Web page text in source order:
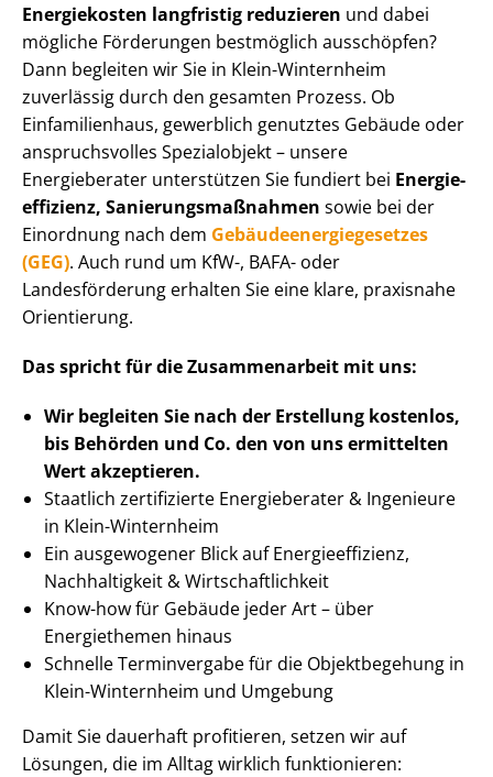
Energiekosten langfristig reduzieren und dabei
mögliche Förderungen bestmöglich ausschöpfen?
Dann begleiten wir Sie in Klein-Winternheim
zuverlässig durch den gesamten Prozess. Ob
Einfamilienhaus, gewerblich genutztes Gebäude oder
anspruchsvolles Spezialobjekt – unsere
Energieberater unterstützen Sie fundiert bei En­er­gie­
ef­fi­zi­enz, Sa­nie­rungs­maß­nah­men sowie bei der
Einordnung nach dem Ge­bäu­de­en­er­gie­ge­set­zes
(GEG). Auch rund um KfW-, BAFA- oder
Landesförderung erhalten Sie eine klare, praxisnahe
Orientierung.
Das spricht für die Zusammenarbeit mit uns:
Wir begleiten Sie nach der Erstellung kostenlos,
bis Behörden und Co. den von uns ermittelten
Wert akzeptieren.
Staatlich zertifizierte Energieberater & Ingenieure
in Klein-Winternheim
Ein ausgewogener Blick auf En­er­gie­ef­fi­zi­enz,
Nachhaltigkeit & Wirt­schaft­lich­keit
Know-how für Gebäude jeder Art – über
Energiethemen hinaus
Schnelle Terminvergabe für die Objektbegehung in
Klein-Winternheim und Umgebung
Damit Sie dauerhaft profitieren, setzen wir auf
Lösungen, die im Alltag wirklich funktionieren: